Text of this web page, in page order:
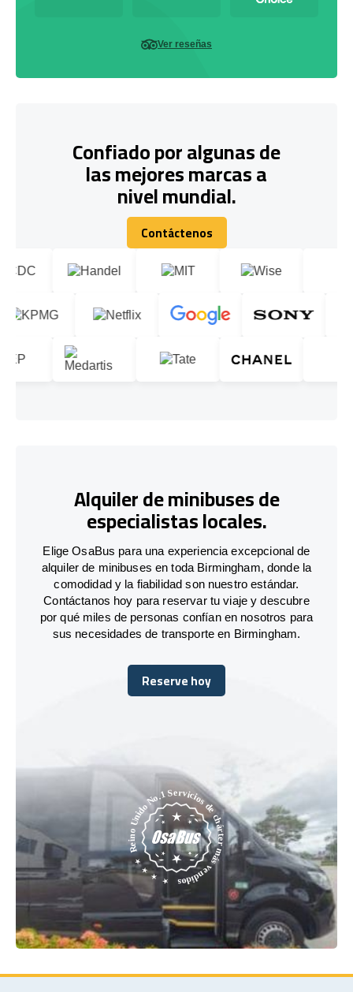
Ver reseñas
Confiado por algunas de
las mejores marcas a
nivel mundial.
Contáctenos
Contáctenos
Alquiler de minibuses de
especialistas locales.
Elige OsaBus para una experiencia excepcional de
alquiler de minibuses en toda Birmingham, donde la
comodidad y la fiabilidad son nuestro estándar.
Contáctanos hoy para reservar tu viaje y descubre
por qué miles de personas confían en nosotros para
sus necesidades de transporte en Birmingham.
Reserve hoy
Reserve hoy